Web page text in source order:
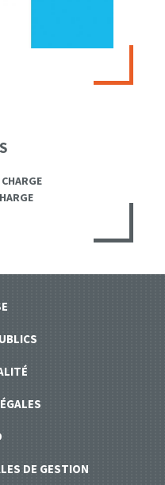
DE GESTION